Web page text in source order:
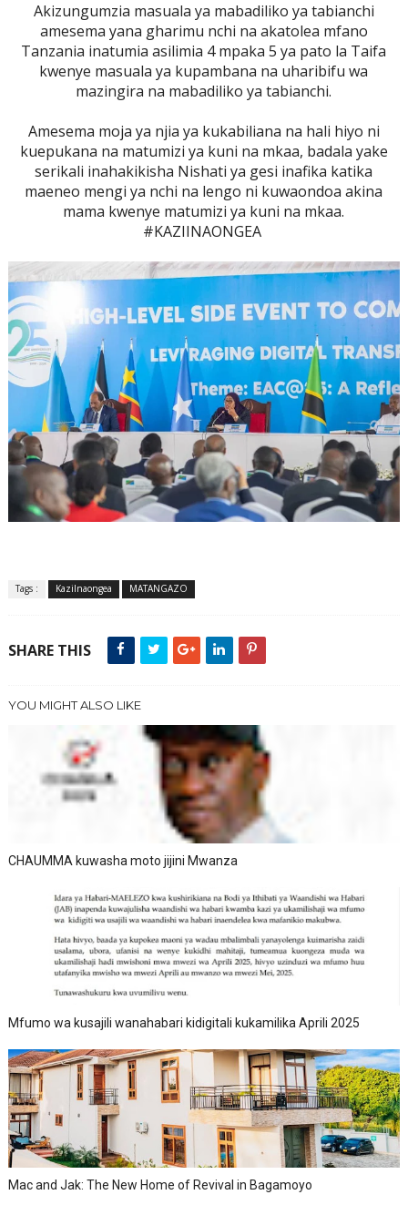
Akizungumzia masuala ya mabadiliko ya tabianchi
amesema yana gharimu nchi na akatolea mfano
Tanzania inatumia asilimia 4 mpaka 5 ya pato la Taifa
kwenye masuala ya kupambana na uharibifu wa
mazingira na mabadiliko ya tabianchi.
Amesema moja ya njia ya kukabiliana na hali hiyo ni
kuepukana na matumizi ya kuni na mkaa, badala yake
serikali inahakikisha Nishati ya gesi inafika katika
maeneo mengi ya nchi na lengo ni kuwaondoa akina
mama kwenye matumizi ya kuni na mkaa.
#KAZIINAONGEA
Tags : KaziInaongea MATANGAZO
SHARE THIS
YOU MIGHT ALSO LIKE
CHAUMMA kuwasha moto jijini Mwanza
Mfumo wa kusajili wanahabari kidigitali kukamilika Aprili 2025
Mac and Jak: The New Home of Revival in Bagamoyo